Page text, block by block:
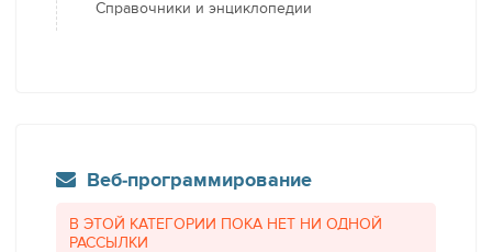
Справочники и энциклопедии
Веб-программирование
В ЭТОЙ КАТЕГОРИИ ПОКА НЕТ НИ ОДНОЙ
РАССЫЛКИ